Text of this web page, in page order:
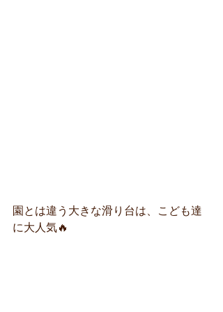
園とは違う大きな滑り台は、こども達
に大人気🔥